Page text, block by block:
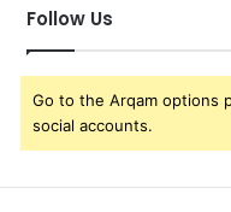
Follow Us
Go to the Arqam options
social accounts.